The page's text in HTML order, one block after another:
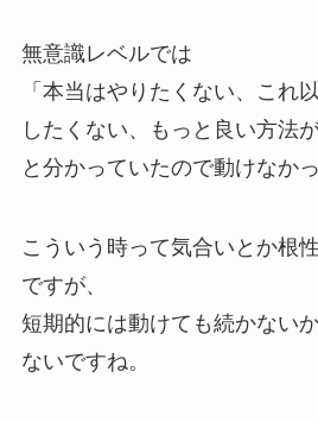
無意識レベルでは
「本当はやりたくない、これ
したくない、もっと良い方法が
と分かっていたので動けなか
こういう時って気合いとか根
ですが、
短期的には動けても続かない
ないですね。